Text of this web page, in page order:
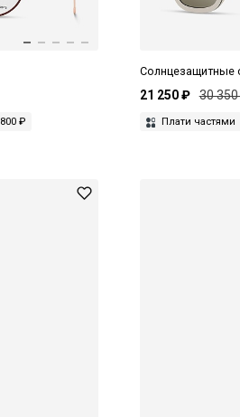
₽
Солнцезащитные
21 250 ₽ 30
Плати частями